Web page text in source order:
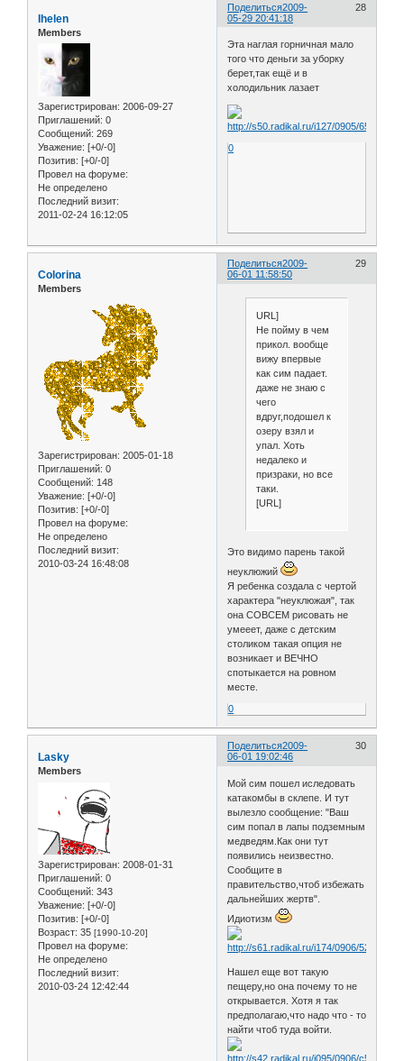
Поделиться 28
2009-
05-29 20:41:18
Ihelen
Members
Зарегистрирован: 2006-09-27
Приглашений: 0
Сообщений: 269
Уважение: [+0/-0]
Позитив: [+0/-0]
Провел на форуме:
Не определено
Последний визит:
2011-02-24 16:12:05
Эта наглая горничная мало
того что деньги за уборку
берет,так ещё и в
холодильник лазает
0
Поделиться 29
2009-
06-01 11:58:50
Colorina
Members
Зарегистрирован: 2005-01-18
Приглашений: 0
Сообщений: 148
Уважение: [+0/-0]
Позитив: [+0/-0]
Провел на форуме:
Не определено
Последний визит:
2010-03-24 16:48:08
URL]
Не пойму в чем
прикол. вообще
вижу впервые
как сим падает.
даже не знаю с
чего
вдруг,подошел к
озеру взял и
упал. Хоть
недалеко и
призраки, но все
таки.
[URL]
Это видимо парень такой
неуклюжий
Я ребенка создала с чертой
характера "неуклюжая", так
она СОВСЕМ рисовать не
умееет, даже с детским
столиком такая опция не
возникает и ВЕЧНО
спотыкается на ровном
месте.
0
Поделиться 30
2009-
06-01 19:02:46
Lasky
Members
Зарегистрирован: 2008-01-31
Приглашений: 0
Сообщений: 343
Уважение: [+0/-0]
Позитив: [+0/-0]
Возраст: 35 [1990-10-20]
Провел на форуме:
Не определено
Последний визит:
2010-03-24 12:42:44
Мой сим пошел иследовать
катакомбы в склепе. И тут
вылезло сообщение: "Ваш
сим попал в лапы подземным
медведям.Как они тут
появились неизвестно.
Сообщите в
правительство,чтоб избежать
дальнейших жертв".
Идиотизм
Нашел еще вот такую
пещеру,но она почему то не
открывается. Хотя я так
предполагаю,что надо что - то
найти чтоб туда войти.